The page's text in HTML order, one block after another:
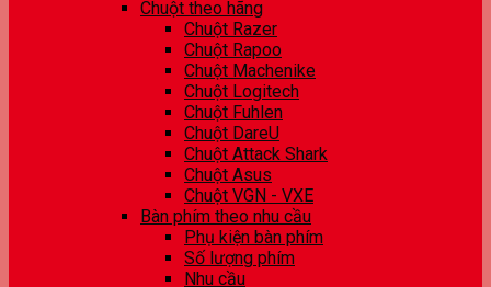
Chuột theo hãng
Chuột Razer
Chuột Rapoo
Chuột Machenike
Chuột Logitech
Chuột Fuhlen
Chuột DareU
Chuột Attack Shark
Chuột Asus
Chuột VGN - VXE
Bàn phím theo nhu cầu
Phụ kiện bàn phím
Số lượng phím
Nhu cầu